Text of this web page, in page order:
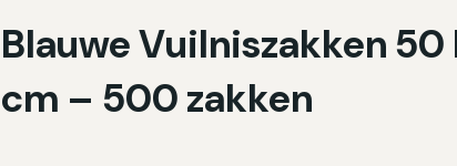
Blauwe Vuilniszakken 50
cm – 500 zakken